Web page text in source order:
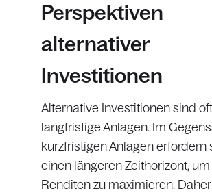
Perspektiven
alternativer
Investitionen
Alternative Investitionen sind oft
langfristige Anlagen. Im
kurzfristigen Anlagen erfordern
einen längeren Zeithorizont,
Renditen zu maximieren.